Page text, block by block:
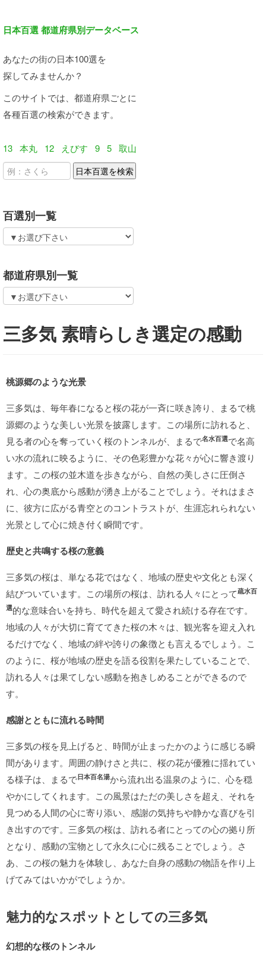
日本百選 都道府県別データベース
あなたの街の日本100選を
探してみませんか？
このサイトでは、都道府県ごとに
各種百選の検索ができます。
13 本丸 12 えびす 9 5 取山
百選別一覧
都道府県別一覧
三多気 素晴らしき選定の感動
桃源郷のような光景
三多気は、毎年春になると桜の花が一斉に咲き誇り、まるで桃
源郷のような美しい光景を披露します。この場所に訪れると、
見る者の心を奪っていく桜のトンネルが、まるで名水百選で名高
い水の流れに映るように、その色彩豊かな花々が心に響き渡り
ます。この桜の並木道を歩きながら、自然の美しさに圧倒さ
れ、心の奥底から感動が湧き上がることでしょう。それはまさ
に、彼方に広がる青空とのコントラストが、生涯忘れられない
光景として心に焼き付く瞬間です。
歴史と共鳴する桜の意義
三多気の桜は、単なる花ではなく、地域の歴史や文化とも深く
結びついています。この場所の桜は、訪れる人々にとって疏水百
選的な意味合いを持ち、時代を超えて愛され続ける存在です。
地域の人々が大切に育ててきた桜の木々は、観光客を迎え入れ
るだけでなく、地域の絆や誇りの象徴とも言えるでしょう。こ
のように、桜が地域の歴史を語る役割を果たしていることで、
訪れる人々は果てしない感動を抱きしめることができるので
す。
感謝とともに流れる時間
三多気の桜を見上げると、時間が止まったかのように感じる瞬
間があります。周囲の静けさと共に、桜の花が優雅に揺れてい
る様子は、まるで日本百名湯から流れ出る温泉のように、心を穏
やかにしてくれます。この風景はただの美しさを超え、それを
見つめる人間の心に寄り添い、感謝の気持ちや静かな喜びを引
き出すのです。三多気の桜は、訪れる者にとっての心の拠り所
となり、感動の宝物として永久に心に残ることでしょう。さ
あ、この桜の魅力を体験し、あなた自身の感動の物語を作り上
げてみてはいかがでしょうか。
魅力的なスポットとしての三多気
幻想的な桜のトンネル